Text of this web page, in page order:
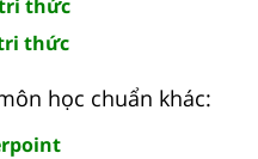
tri thức
thức
học chuẩn khác: